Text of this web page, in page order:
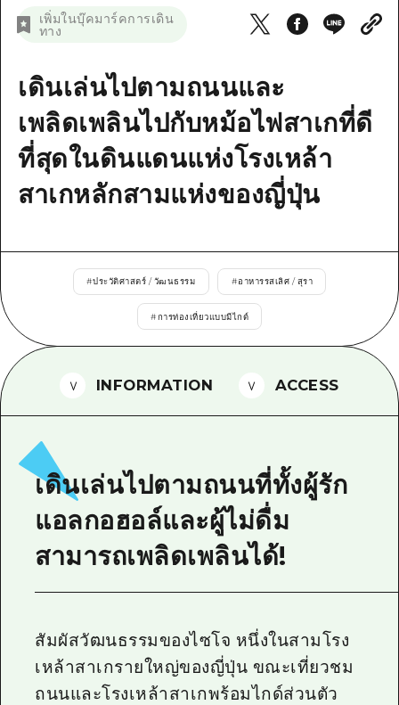
มาตรฐาน
ประวัติศาสตร์ / วัฒนธรรม
การรักษา
ธรรมชาติ
บริเวณรอบๆ มิยาจิมะ
ชิมาเนะ
สรุปการจราจรรอง
ตั๋วเที่ยวคุ้มค่าตั๋วเที่ยวคุ้มค่า
บริการรับฝากและจัดส่งสัมภาระ
ฮิโรชิมะโอโมะเตะนะชิ
ฮิโรชิม่า ฟรี Wi-Fi
วิดีโอฮิโรชิม่า
คำถามที่พบบ่อย
ข่าว
เพิ่มในบุ๊คมาร์คการเดิน
ทาง
เดินเล่นไปตามถนนและ
เพลิดเพลินไปกับหม้อไฟสาเกที่ดี
ที่สุดในดินแดนแห่งโรงเหล้า
สาเกหลักสามแห่งของญี่ปุ่น
#ประวัติศาสตร์ / วัฒนธรรม #อาหารรสเลิศ / สุรา
#การท่องเที่ยวแบบมีไกด์
INFORMATION ACCESS
เดินเล่นไปตามถนนที่ทั้งผู้รัก
แอลกอฮอล์และผู้ไม่ดื่ม
สามารถเพลิดเพลินได้!
สัมผัสวัฒนธรรมของไซโจ หนึ่งในสามโรง
เหล้าสาเกรายใหญ่ของญี่ปุ่น ขณะเที่ยวชม
ถนนและโรงเหล้าสาเกพร้อมไกด์ส่วนตัว